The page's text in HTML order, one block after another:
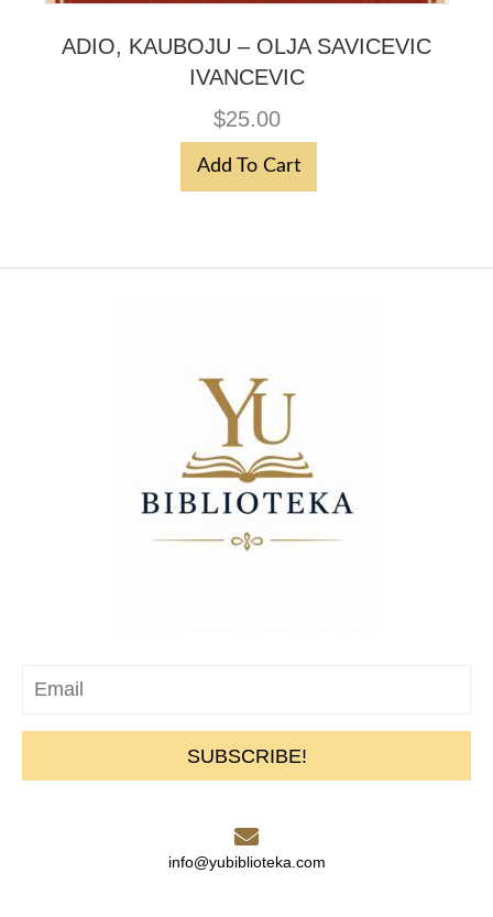
ADIO, KAUBOJU – OLJA SAVICEVIC
IVANCEVIC
$25.00
Add To Cart
SUBSCRIBE!
info@yubiblioteka.com